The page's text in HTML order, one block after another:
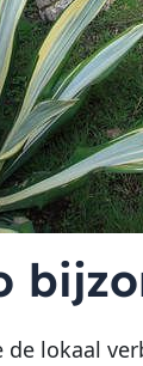
lokaal